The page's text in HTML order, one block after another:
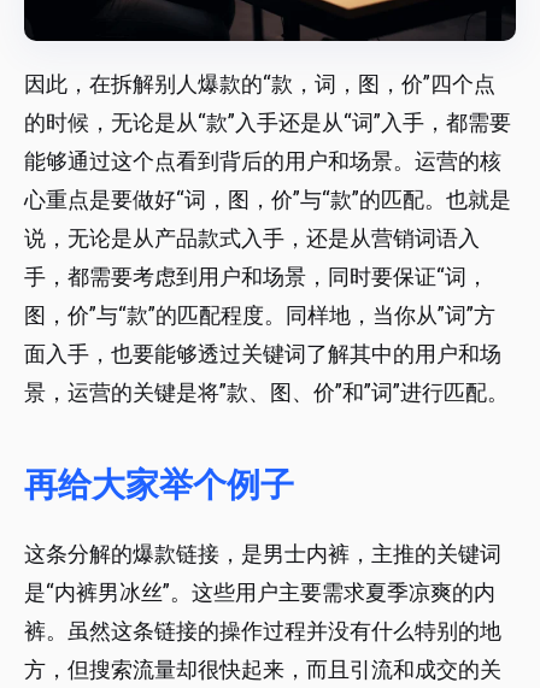
因此，在拆解别人爆款的“款，词，图，价”四个点
的时候，无论是从“款”入手还是从“词”入手，都需要
能够通过这个点看到背后的用户和场景。运营的核
心重点是要做好“词，图，价”与“款”的匹配。也就是
说，无论是从产品款式入手，还是从营销词语入
手，都需要考虑到用户和场景，同时要保证“词，
图，价”与“款”的匹配程度。同样地，当你从”词”方
面入手，也要能够透过关键词了解其中的用户和场
景，运营的关键是将”款、图、价”和”词”进行匹配。
再给大家举个例子
这条分解的爆款链接，是男士内裤，主推的关键词
是“内裤男冰丝”。这些用户主要需求夏季凉爽的内
裤。虽然这条链接的操作过程并没有什么特别的地
方，但搜索流量却很快起来，而且引流和成交的关